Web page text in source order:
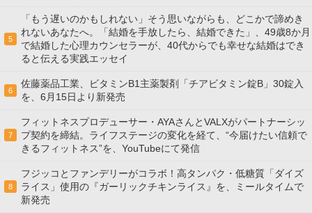
5
「もう遅いのかもしれない」そう思いながらも、どこかで諦めき
れないあなたへ。「結婚を手放したら、結婚できた」、49歳8か月
で結婚した心理カウンセラーが、40代からでも幸せな結婚はでき
ると伝える実践エッセイ
6
佐藤薬品工業、ビタミンB1主薬製剤「チアビタミン錠B」30錠入
を、6月15日より新発売
7
フィットネスプロデューサー・AYAさんとVALXがパートナーシッ
プ契約を締結。ライフステージの変化を経て、“今届けたい信頼で
きるフィットネス”を、YouTubeにて発信
8
フジッコとファンデリーがコラボ！高タンパク・低糖質「ダイズ
ライス」使用の『ガーリックチキンライス』を、ミールタイムで
新発売